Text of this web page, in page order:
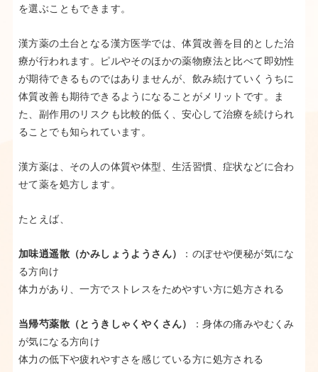
を選ぶこともできます。
漢方薬の土台となる漢方医学では、体質改善を目的とした治
療が行われます。ピルやそのほかの薬物療法と比べて即効性
が期待できるものではありませんが、飲み続けていくうちに
体質改善も期待できるようになることがメリットです。ま
た、副作用のリスクも比較的低く、安心して治療を続けられ
ることでも知られています。
漢方薬は、その人の体質や体型、生活習慣、症状などに合わ
せて薬を処方します。
たとえば、
加味逍遥散（かみしょうようさん）
：のぼせや便秘が気にな
る方向け
体力があり、一方でストレスをためやすい方に処方される
当帰芍薬散（とうきしゃくやくさん）
：身体の痛みやむくみ
が気になる方向け
体力の低下や疲れやすさを感じている方に処方される